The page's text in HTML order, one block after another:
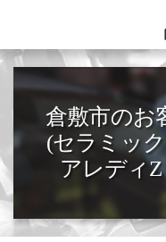
倉敷市のお
(セラミッ
アレディZ